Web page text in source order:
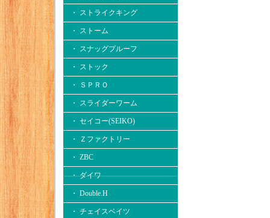
・ ストライクキング
・ ストーム
・ スナッグプルーフ
・ ストック
・ ＳＰＲＯ
・ スライダーワーム
・ セイコー(SEIKO)
・ Ｚファクトリー
・ ZBC
・ ダイワ
・ Double.H
・ チェイスベイツ